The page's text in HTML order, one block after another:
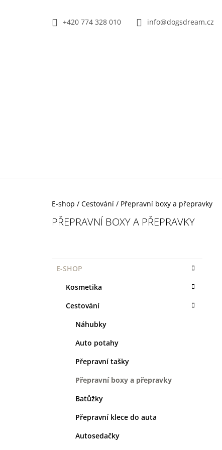
+420 774 328 010 info@dogsdream.cz
Domů
E-shop / Cestování / Přepravní boxy a přepravky
PŘEPRAVNÍ BOXY A PŘEPRAVKY
kategorie
KE-SHOP
Kosmetika
Cestování
Náhubky
Auto potahy
Přepravní tašky
Přepravní boxy a přepravky
Batůžky
Přepravní klece do auta
Autosedačky
TRIXIE SUŠENÝ VEPŘOVÝ RYPÁČEK BÍLÝ
1 KS